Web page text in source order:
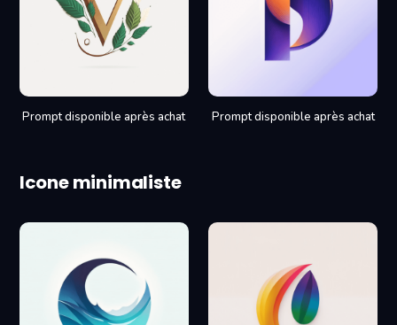
Prompt disponible après achat Prompt disponible après achat
Icone minimaliste